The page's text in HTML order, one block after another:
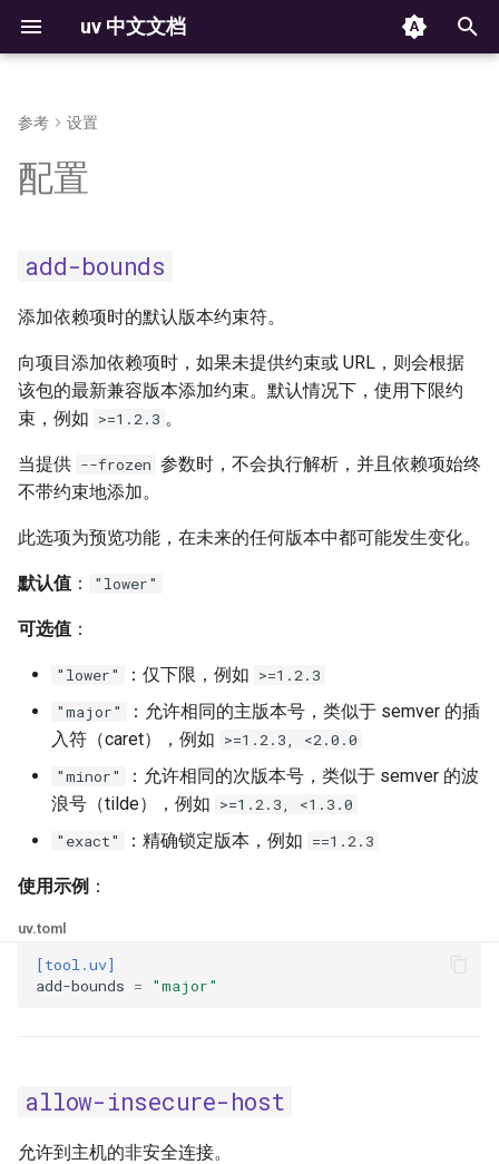
uv 中文文档
在
始
搜
索
引
擎
Installation
First steps
功能概述
获取帮助
Getting help
Installing Python
Running scripts
工具
项目
Working on projects
构建和发布包
Publishing packages
Migration
集成
Integrations
GitLab CI/CD
PyTorch
FastAPI
Google Artifact Registry
AWS CodeArtifact
JFrog Artifactory
Projects
运行命令
锁定与同步
Building distributions
导出锁文件
Exporting Lockfile
使用工作区
Using workspaces
Tools
Python 版本
配置文件
Configuration files
包索引
Package indexes
Resolution
构建后端
Build backend
认证
Authentication
TLS 证书
第三方服务
缓存
预览功能
pip 接口
The pip interface
声明依赖项
锁定环境
uv init
uv add
uv remove
uv version
uv sync
uv lock
uv export
uv tree
uv check
uv audit
uv pip
cache-dir
cache-keys
check-url
compile-bytecode
concurrent-builds
concurrent-downloads
concurrent-installs
config-settings
config-settings-package
dependency-metadata
exclude-newer
extra-build-variables
Build failures
Reproducible examples
Resolver
Workspace Metadata
Versioning
Platform support
python 支持
rust 支持
License
参考 设置
配置
add-bounds
添加依赖项时的默认版本约束符。
向项目添加依赖项时，如果未提供约束或 URL，则会根据
该包的最新兼容版本添加约束。默认情况下，使用下限约
束，例如 >=1.2.3 。
当提供 --frozen 参数时，不会执行解析，并且依赖项始终
不带约束地添加。
此选项为预览功能，在未来的任何版本中都可能发生变化。
默认值 ： "lower"
可选值 ：
"lower" ：仅下限，例如 >=1.2.3
"major"
：允许相同的主版本号，类似于 semver 的插
入符（caret），例如 >=1.2.3, <2.0.0
"minor"
：允许相同的次版本号，类似于 semver 的波
浪号（tilde），例如 >=1.2.3, <1.3.0
"exact"
：精确锁定版本，例如 ==1.2.3
使用示例 ：
uv.toml
[tool.uv]
add-bounds = "major"
allow-insecure-host
允许到主机的非安全连接。